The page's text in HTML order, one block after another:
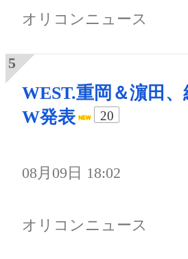
オリコンニュース
WEST.重岡＆濵田、
W発表
20
08月09日 18:02
オリコンニュース